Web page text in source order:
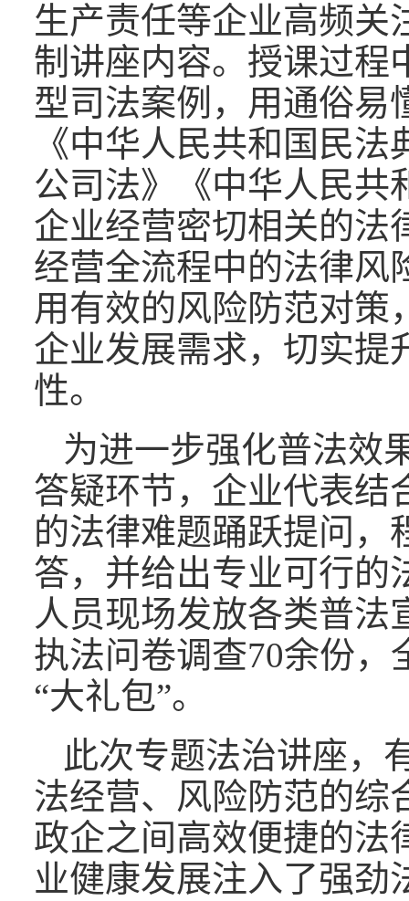
生产责任等企业高频关
制讲座内容。授课过程
型司法案例，用通俗易
《中华人民共和国民
公司法》《中华人民共
企业经营密切相关的法
经营全流程中的法律风
用有效的风险防范对策
企业发展需求，切实提
性。
为进一步强化普法效
答疑环节，企业代表结
的法律难题踊跃提问，
答，并给出专业可行的
人员现场发放各类普法
执法问卷调查70余份，
“大礼包”。
此次专题法治讲座，
法经营、风险防范的综
政企之间高效便捷的法
业健康发展注入了强劲